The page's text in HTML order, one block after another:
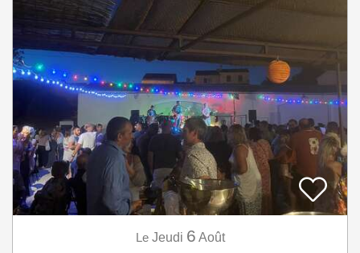
Le Jeudi 6 Août